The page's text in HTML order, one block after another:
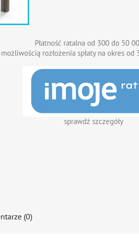
Płatność ratalna od 300 do 50
rozłożenia spłaty na okres od
sprawdź szczegóły
(0)